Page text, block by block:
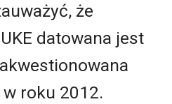
że
datowana jest
roku 2012.